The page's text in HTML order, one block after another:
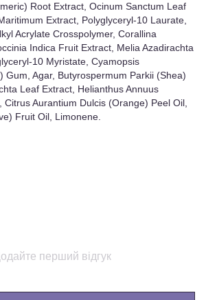
Root Extract, Ocinum Sanctum Leaf
Extract, Polyglyceryl-10 Laurate,
Acrylate Crosspolymer, Corallina
Indica Fruit Extract, Melia Azadirachta
10 Myristate, Cyamopsis
Gum, Agar, Butyrospermum Parkii (Shea)
Leaf Extract, Helianthus Annuus
Citrus Aurantium Dulcis (Orange) Peel Oil,
Fruit Oil, Limonene.
перший відгук